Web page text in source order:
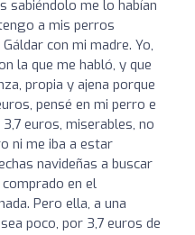
sabiéndolo me lo habían
a mis perros
con mi madre. Yo,
la que me habló, y que
propia y ajena porque
pensé en mi perro e
euros, miserables, no
ni me iba a estar
navideñas a buscar
en el
Pero ella, a una
poco, por 3,7 euros de